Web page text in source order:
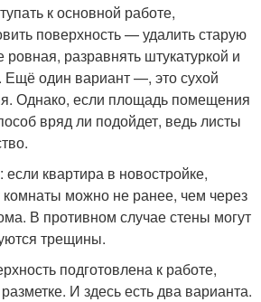
к основной работе,
поверхность — удалить старую
ровная, разравнять штукатуркой и
Ещё один вариант —, это сухой
Однако, если площадь помещения
вряд ли подойдет, ведь листы
квартира в новостройке,
комнаты можно не ранее, чем через
В противном случае стены могут
трещины.
подготовлена к работе,
И здесь есть два варианта.